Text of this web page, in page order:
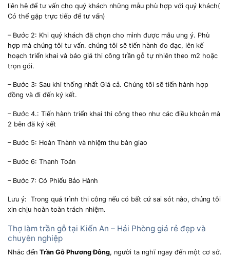
liên hệ để tư vấn cho quý khách những mẫu phù hợp với quý khách(
Có thể gặp trực tiếp để tư vấn)
– Bước 2: Khi quý khách đã chọn cho mình được mẫu ưng ý. Phù
hợp mà chúng tôi tư vấn. chúng tôi sẽ tiến hành đo đạc, lên kế
hoạch triển khai và báo giá thi công trần gỗ tự nhiên theo m2 hoặc
trọn gói.
– Bước 3: Sau khi thống nhất Giá cả. Chúng tôi sẽ tiến hành hợp
đồng và đi đến ký kết.
– Bước 4.: Tiến hành triển khai thi công theo như các điều khoản mà
2 bên đã ký kết
– Bước 5: Hoàn Thành và nhiệm thu bàn giao
– Bước 6: Thanh Toán
– Bước 7: Có Phiếu Bảo Hành
Lưu ý: Trong quá trình thi công nếu có bất cứ sai sót nào, chúng tôi
xin chịu hoàn toàn trách nhiệm.
Thợ làm trần gỗ tại Kiến An – Hải Phòng giá rẻ đẹp và
chuyên nghiệp
Nhắc đến Trần Gỗ Phương Đông, người ta nghĩ ngay đến một cơ sở.